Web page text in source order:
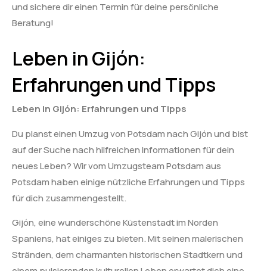
und sichere dir einen Termin für deine persönliche
Beratung!
Leben in Gijón:
Erfahrungen und Tipps
Leben in Gijón: Erfahrungen und Tipps
Du planst einen Umzug von Potsdam nach Gijón und bist
auf der Suche nach hilfreichen Informationen für dein
neues Leben? Wir vom Umzugsteam Potsdam aus
Potsdam haben einige nützliche Erfahrungen und Tipps
für dich zusammengestellt.
Gijón, eine wunderschöne Küstenstadt im Norden
Spaniens, hat einiges zu bieten. Mit seinen malerischen
Stränden, dem charmanten historischen Stadtkern und